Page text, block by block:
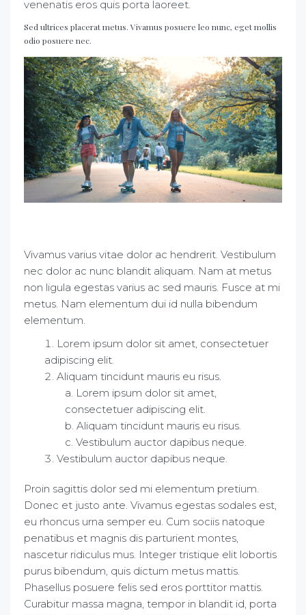
venenatis eros quis porta laoreet.
Sed ultrices placerat metus. Vivamus posuere leo nunc, eget mollis
odio posuere nec.
Vivamus varius vitae dolor ac hendrerit. Vestibulum
nec dolor ac nunc blandit aliquam. Nam at metus
non ligula egestas varius ac sed mauris. Fusce at mi
metus. Nam elementum dui id nulla bibendum
elementum.
Lorem ipsum dolor sit amet, consectetuer
adipiscing elit.
Aliquam tincidunt mauris eu risus.
Lorem ipsum dolor sit amet,
consectetuer adipiscing elit.
Aliquam tincidunt mauris eu risus.
Vestibulum auctor dapibus neque.
Vestibulum auctor dapibus neque.
Proin sagittis dolor sed mi elementum pretium.
Donec et justo ante. Vivamus egestas sodales est,
eu rhoncus urna semper eu. Cum sociis natoque
penatibus et magnis dis parturient montes,
nascetur ridiculus mus. Integer tristique elit lobortis
purus bibendum, quis dictum metus mattis.
Phasellus posuere felis sed eros porttitor mattis.
Curabitur massa magna, tempor in blandit id, porta